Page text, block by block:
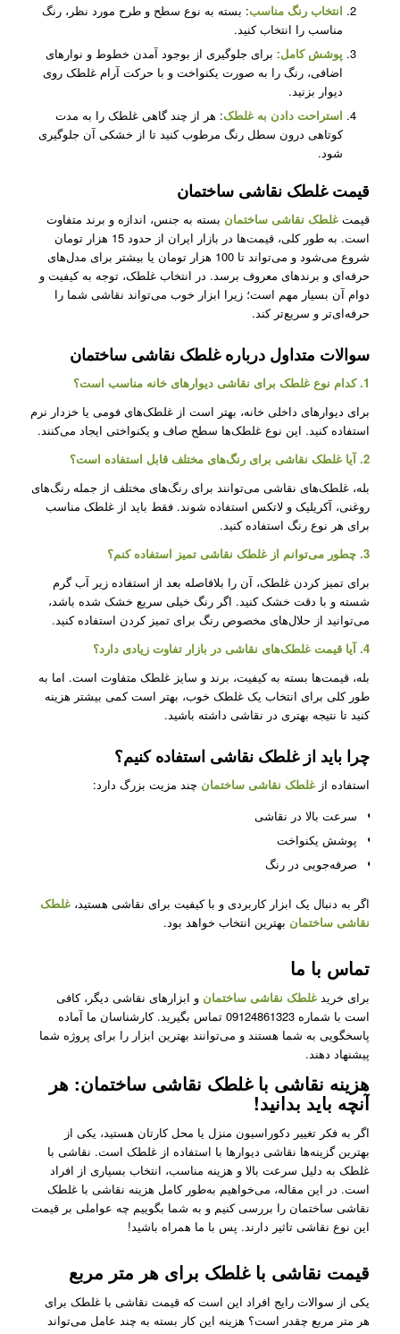
انتخاب رنگ مناسب: بسته به نوع سطح و طرح مورد نظر، رنگ
مناسب را انتخاب کنید.
پوشش کامل: برای جلوگیری از بوجود آمدن خطوط و نوارهای
اضافی، رنگ را به صورت یکنواخت و با حرکت آرام غلطک روی
دیوار بزنید.
استراحت دادن به غلطک: هر از چند گاهی غلطک را به مدت
کوتاهی درون سطل رنگ مرطوب کنید تا از خشکی آن جلوگیری
شود.
قیمت غلطک نقاشی ساختمان
قیمت غلطک نقاشی ساختمان بسته به جنس، اندازه و برند متفاوت
است. به طور کلی، قیمت‌ها در بازار ایران از حدود 15 هزار تومان
شروع می‌شود و می‌تواند تا 100 هزار تومان یا بیشتر برای مدل‌های
حرفه‌ای و برندهای معروف برسد. در انتخاب غلطک، توجه به کیفیت و
دوام آن بسیار مهم است؛ زیرا ابزار خوب می‌تواند نقاشی شما را
حرفه‌ای‌تر و سریع‌تر کند.
سوالات متداول درباره غلطک نقاشی ساختمان
1. کدام نوع غلطک برای نقاشی دیوارهای خانه مناسب است؟
برای دیوارهای داخلی خانه، بهتر است از غلطک‌های فومی یا خزدار نرم
استفاده کنید. این نوع غلطک‌ها سطح صاف و یکنواختی ایجاد می‌کنند.
2. آیا غلطک نقاشی برای رنگ‌های مختلف قابل استفاده است؟
بله، غلطک‌های نقاشی می‌توانند برای رنگ‌های مختلف از جمله رنگ‌های
روغنی، آکریلیک و لاتکس استفاده شوند. فقط باید از غلطک مناسب
برای هر نوع رنگ استفاده کنید.
3. چطور می‌توانم از غلطک نقاشی تمیز استفاده کنم؟
برای تمیز کردن غلطک، آن را بلافاصله بعد از استفاده زیر آب گرم
شسته و با دقت خشک کنید. اگر رنگ خیلی سریع خشک شده باشد،
می‌توانید از حلال‌های مخصوص رنگ برای تمیز کردن استفاده کنید.
4. آیا قیمت غلطک‌های نقاشی در بازار تفاوت زیادی دارد؟
بله، قیمت‌ها بسته به کیفیت، برند و سایز غلطک متفاوت است. اما به
طور کلی برای انتخاب یک غلطک خوب، بهتر است کمی بیشتر هزینه
کنید تا نتیجه بهتری در نقاشی داشته باشید.
چرا باید از غلطک نقاشی استفاده کنیم؟
استفاده از غلطک نقاشی ساختمان چند مزیت بزرگ دارد:
سرعت بالا در نقاشی
پوشش یکنواخت
صرفه‌جویی در رنگ
اگر به دنبال یک ابزار کاربردی و با کیفیت برای نقاشی هستید، غلطک
نقاشی ساختمان بهترین انتخاب خواهد بود.
تماس با ما
برای خرید غلطک نقاشی ساختمان و ابزارهای نقاشی دیگر، کافی
است با شماره 09124861323 تماس بگیرید. کارشناسان ما آماده
پاسخگویی به شما هستند و می‌توانند بهترین ابزار را برای پروژه شما
پیشنهاد دهند.
هزینه نقاشی با غلطک نقاشی ساختمان: هر
آنچه باید بدانید!
اگر به فکر تغییر دکوراسیون منزل یا محل کارتان هستید، یکی از
بهترین گزینه‌ها نقاشی دیوارها با استفاده از غلطک است. نقاشی با
غلطک به دلیل سرعت بالا و هزینه مناسب، انتخاب بسیاری از افراد
است. در این مقاله، می‌خواهیم به‌طور کامل هزینه نقاشی با غلطک
نقاشی ساختمان را بررسی کنیم و به شما بگوییم چه عواملی بر قیمت
این نوع نقاشی تاثیر دارند. پس با ما همراه باشید!
قیمت نقاشی با غلطک برای هر متر مربع
یکی از سوالات رایج افراد این است که قیمت نقاشی با غلطک برای
هر متر مربع چقدر است؟ هزینه این کار بسته به چند عامل می‌تواند